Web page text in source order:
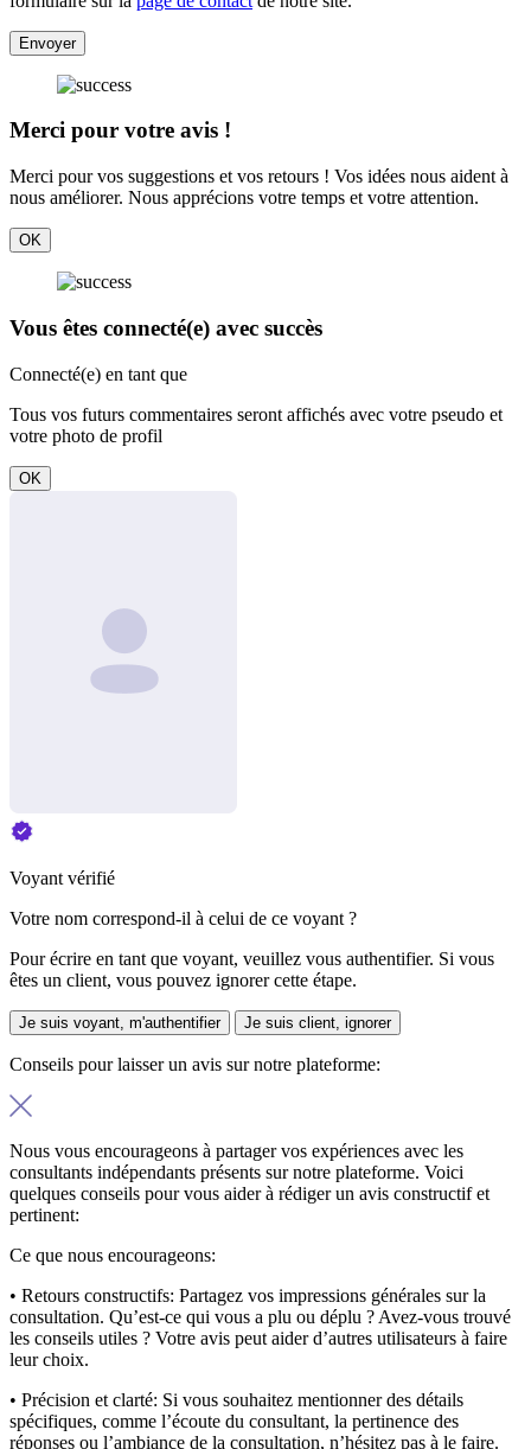
Envoyer
Merci pour votre avis !
Merci pour vos suggestions et vos retours ! Vos idées nous aident à
nous améliorer. Nous apprécions votre temps et votre attention.
OK
Vous êtes connecté(e) avec succès
Connecté(e) en tant que
Tous vos futurs commentaires seront affichés avec votre pseudo et
votre photo de profil
OK
Voyant vérifié
Votre nom correspond-il à celui de ce voyant ?
Pour écrire en tant que voyant, veuillez vous authentifier. Si vous
êtes un client, vous pouvez ignorer cette étape.
Je suis voyant, m'authentifier Je suis client, ignorer
Conseils pour laisser un avis sur notre plateforme:
Nous vous encourageons à partager vos expériences avec les
consultants indépendants présents sur notre plateforme. Voici
quelques conseils pour vous aider à rédiger un avis constructif et
pertinent:
Ce que nous encourageons:
• Retours constructifs: Partagez vos impressions générales sur la
consultation. Qu’est-ce qui vous a plu ou déplu ? Avez-vous trouvé
les conseils utiles ? Votre avis peut aider d’autres utilisateurs à faire
leur choix.
• Précision et clarté: Si vous souhaitez mentionner des détails
spécifiques, comme l’écoute du consultant, la pertinence des
réponses ou l’ambiance de la consultation, n’hésitez pas à le faire.